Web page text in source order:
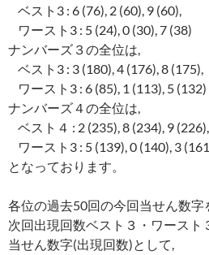
ベスト3 : 6 (76), 2 (60), 9 (60),
ワースト3 : 5 (24), 0 (30), 7 (38)
ナンバーズ３の全位は,
ベスト3 : 3 (180), 4 (176), 8 (175),
ワースト3 : 6 (85), 1 (113), 5 (132)
ナンバーズ４の全位は,
ベスト４ : 2 (235), 8 (234), 9
ワースト3 : 5 (139), 0 (140), 3
となっております。
各位の過去50回の今回当せん数字
次回出現回数ベスト３・ワースト
当せん数字(出現回数)として,